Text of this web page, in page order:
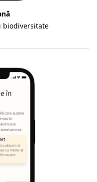
biodiversitate